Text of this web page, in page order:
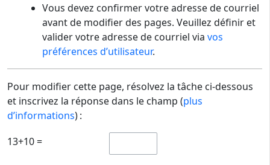
Vous devez confirmer votre adresse de courriel
avant de modifier des pages. Veuillez définir et
valider votre adresse de courriel via vos
préférences d’utilisateur.
Pour modifier cette page, résolvez la tâche ci-dessous
et inscrivez la réponse dans le champ (plus
d’informations) :
13+10 =